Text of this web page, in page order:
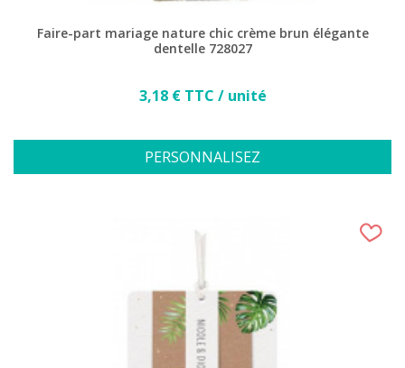
Faire-part mariage nature chic crème brun élégante
dentelle 728027
Prix
3,18 € TTC / unité
PERSONNALISEZ